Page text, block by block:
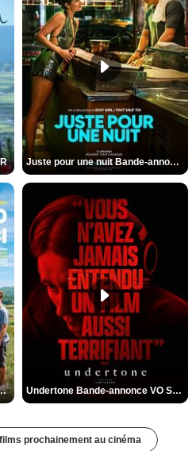
Juste pour une nuit Bande-annonce VO STFR
Bande-annonce VF Undertone Bande-annonce VO STFR
prochainement au cinéma